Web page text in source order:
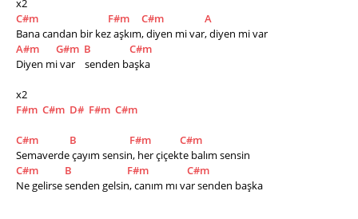
x2
C#m
F#m C#m
A
Bana candan bir kez aşkım, diyen mi var, diyen mi var
A#m
G#m B
C#m
Diyen mi var    senden başka
x2
F#m C#m D# F#m C#m
C#m B F#m
C#m
Semaverde çayım sensin, her çiçekte balım sensin
C#m
B F#m
C#m
Ne gelirse senden gelsin, canım mı var senden başka